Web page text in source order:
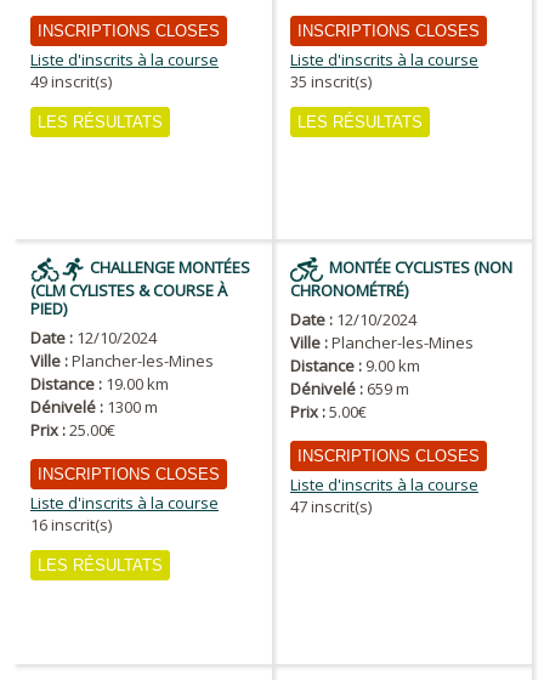
INSCRIPTIONS CLOSES
Liste d'inscrits à la course
49 inscrit(s)
LES RÉSULTATS
INSCRIPTIONS CLOSES
Liste d'inscrits à la course
35 inscrit(s)
LES RÉSULTATS
CHALLENGE MONTÉES
(CLM CYLISTES & COURSE À
PIED)
Date : 12/10/2024
Ville :Plancher-les-Mines
Distance : 19.00 km
Dénivelé : 1300 m
Prix :25.00€
INSCRIPTIONS CLOSES
Liste d'inscrits à la course
16 inscrit(s)
LES RÉSULTATS
MONTÉE CYCLISTES (NON
CHRONOMÉTRÉ)
Date : 12/10/2024
Ville :Plancher-les-Mines
Distance : 9.00 km
Dénivelé : 659 m
Prix :5.00€
INSCRIPTIONS CLOSES
Liste d'inscrits à la course
47 inscrit(s)